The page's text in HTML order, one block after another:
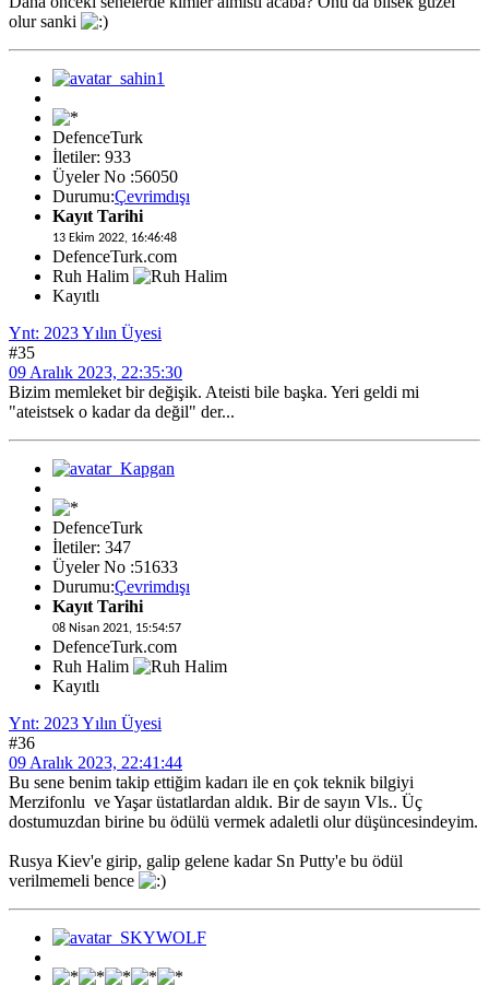
olur sanki
DefenceTurk
İletiler: 933
Üyeler No :56050
Durumu:Çevrimdışı
Kayıt Tarihi
13 Ekim 2022, 16:46:48
DefenceTurk.com
Ruh Halim
Kayıtlı
Ynt: 2023 Yılın Üyesi
#35
09 Aralık 2023, 22:35:30
Bizim memleket bir değişik. Ateisti bile başka. Yeri geldi mi
"ateistsek o kadar da değil" der...
DefenceTurk
İletiler: 347
Üyeler No :51633
Durumu:Çevrimdışı
Kayıt Tarihi
08 Nisan 2021, 15:54:57
DefenceTurk.com
Ruh Halim
Kayıtlı
Ynt: 2023 Yılın Üyesi
#36
09 Aralık 2023, 22:41:44
Bu sene benim takip ettiğim kadarı ile en çok teknik bilgiyi
Merzifonlu ve Yaşar üstatlardan aldık. Bir de sayın Vls.. Üç
dostumuzdan birine bu ödülü vermek adaletli olur düşüncesindeyim.
Rusya Kiev'e girip, galip gelene kadar Sn Putty'e bu ödül
verilmemeli bence